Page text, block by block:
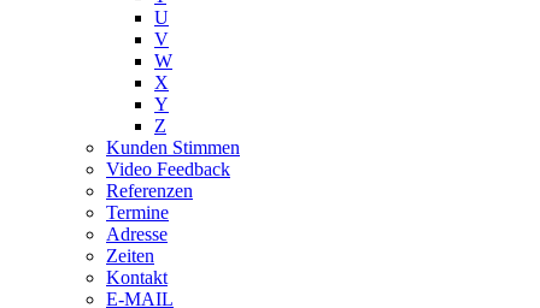
U
V
W
X
Y
Z
Kunden Stimmen
Video Feedback
Referenzen
Termine
Adresse
Zeiten
Kontakt
E-MAIL